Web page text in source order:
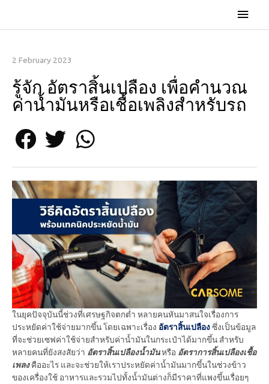
2 February 2023
รู้จัก อัตราสิ้นเปลือง เพื่อคำนวณ
ค่าน้ำมันหรือเชื้อเพลิงสำหรับรถ
ในยุคปัจจุบันนี้ช่วงที่เศรษฐกิจตกต่ำ หลายคนหันมาสนใจเรื่องการ
ประหยัดค่าใช้จ่ายมากขึ้น โดยเฉพาะเรื่อง อัตราสิ้นเปลืองซึ่งเป็นข้อมูล
ที่จะช่วยเซฟค่าใช้จ่ายสำหรับค่าน้ำมันในกระเป๋าได้มากขึ้น สำหรับ
หลายคนที่ยังสงสัยว่า อัตราสิ้นเปลืองน้ำมันหรือ อัตราการสิ้นเปลืองเชื้อ
เพลงคืออะไร และจะช่วยให้เราประหยัดค่าน้ำมันมากขึ้นในช่วงข้าว
ของเครื่องใช้ อาหารและรวมไปทั้งน้ำมันต่างก็มีราคาที่แพงขึ้นเรื่อยๆ